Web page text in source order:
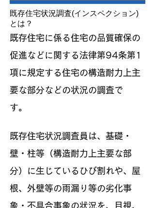
既存住宅状況調査(インスペクション)
とは？
​既存住宅に係る住宅の品質確保の
促進などに関する法律第94条第1
項に規定する住宅の構造耐力上主
要な部分などの状況の調査で
す。
既存住宅状況調査員は、基礎・
壁・柱等（構造耐力上主要な部
分）に生じているひび割れや、屋
根、外壁等の雨漏り等の劣化事
象・不具合事象の状況を、目視、